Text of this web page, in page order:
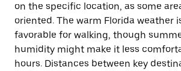
on the specific location, as some
oriented. The warm Florida weather
favorable for walking, though
humidity might make it less
hours. Distances between key